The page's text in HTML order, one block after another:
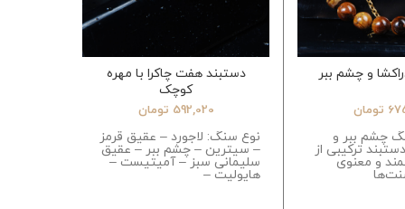
و چشم ببر
تومان
چشم ببر و
ترکیبی از
و معنوی
دستبند هفت چاکرا با مهره
کوچک
592,020 تومان
نوع سنگ: لاجورد – عقیق قرمز
– سیترین – چشم ببر – عقیق
سلیمانی سبز – آمیتیست –
هایولیت –